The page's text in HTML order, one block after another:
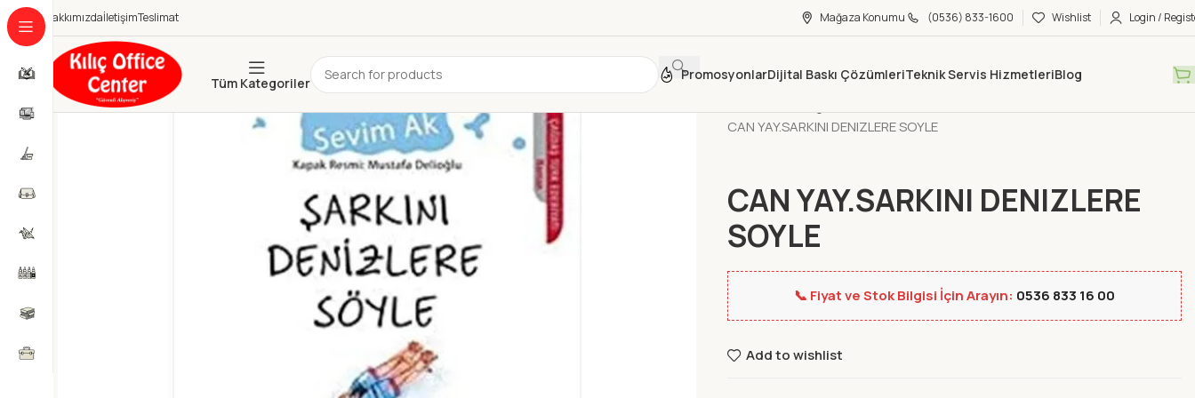
HakkımızdaİletişimTeslimat Mağaza Konumu (0536) 833-1600 Wishlist Login /
Tüm Kategoriler
PromosyonlarDijital Baskı ÇözümleriTeknik Servis HizmetleriBlog
CAN YAY.SARKINI DENIZLERE SOYLE
CAN YAY.SARKINI DENIZLERE
SOYLE
📞 Fiyat ve Stok Bilgisi İçin Arayın: 0536 833 16 00
Add to wishlist